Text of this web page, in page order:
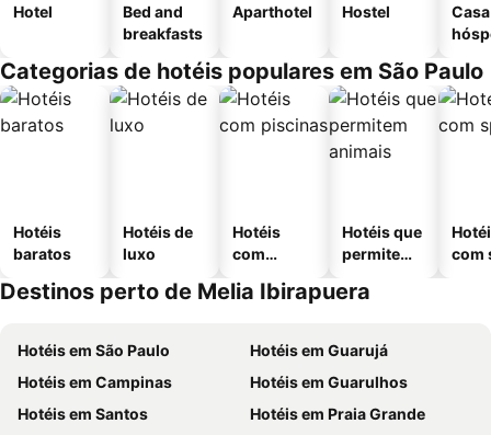
Hotel
Bed and
breakfasts
Aparthotel Hostel
Categorias de hotéis populares em São Paulo
Hotéis
baratos
Hotéis de
luxo
Hotéis
com
Hotéis que
permitem
com
Destinos perto de Melia Ibirapuera
Hotéis em São Paulo
Hotéis em Guarujá
Hotéis em Campinas
Hotéis em Guarulhos
Hotéis em Santos
Hotéis em Praia Grande